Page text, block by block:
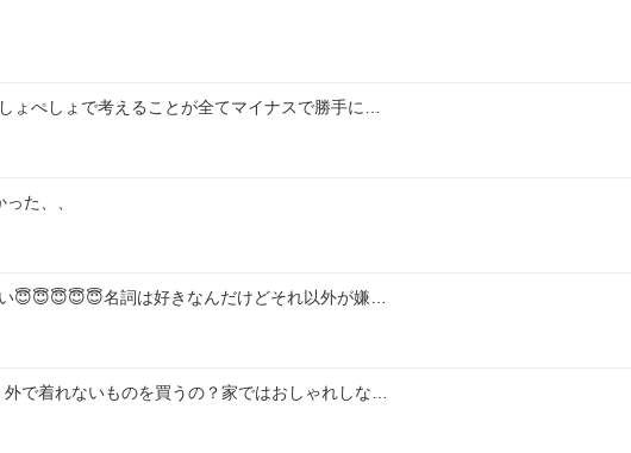
ょぺしょで考えることが全てマイナスで勝手に…
た、、
😇😇😇😇😇名詞は好きなんだけどそれ以外が嫌…
で着れないものを買うの？家ではおしゃれしな…